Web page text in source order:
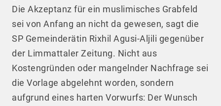
Die Akzeptanz für ein muslimisches Grabfeld
sei von Anfang an nicht da gewesen, sagt die
SP Gemeinderätin Rixhil Agusi-Aljili gegenüber
der Limmattaler Zeitung. Nicht aus
Kostengründen oder mangelnder Nachfrage sei
die Vorlage abgelehnt worden, sondern
aufgrund eines harten Vorwurfs: Der Wunsch